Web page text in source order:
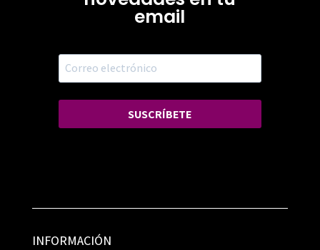
email
SUSCRÍBETE
INFORMACIÓN